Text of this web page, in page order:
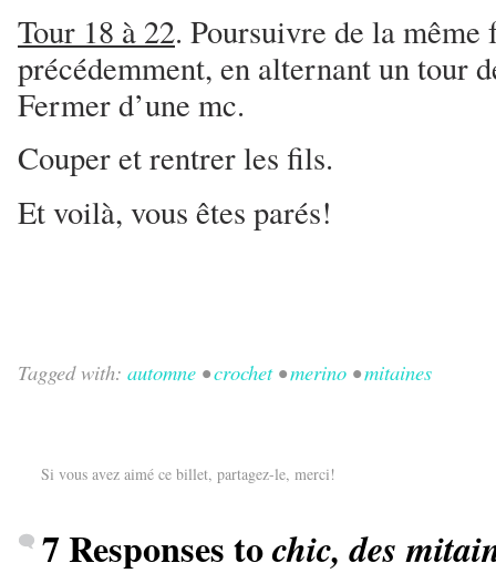
Tour 18 à 22. Poursuivre de la même
précédemment, en alternant un tour
Fermer d’une mc.
Couper et rentrer les fils.
Et voilà, vous êtes parés!
Tagged with: automne •crochet•merino •mitaines
Si vous avez aimé ce billet, partagez-le, merci!
7 Responses tochic, des